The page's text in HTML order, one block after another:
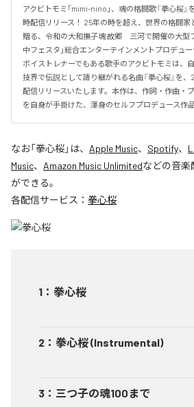
アクビトモミ「mimi-nino」、魂の格闘歌『拳心桜
時配信リリース！ 25年の時を超え、世界の格闘家
贈る、令和の大和撫子魂 故郷　三河で開催の大型
中フェスタ」総合エンターテインメントプロデュ
ボイストレナーでもある歌手のアクビトモミは、
技界で伝説として語り継がれる名曲『拳心桜』を
配信リリースいたします。本作は、作詞・作曲・
を自身が手掛けた、渾身のセルフプロデュース作品
なお「拳心桜」は、 Apple Music、 Spotify、
Music、 Amazon Music Unlimitedなどの音楽
ができる。
各配信サービス： 拳心桜
1 ： 拳心桜
2 ： 拳心桜 (Instrumental)
3 ： 三つ子の魂100まで